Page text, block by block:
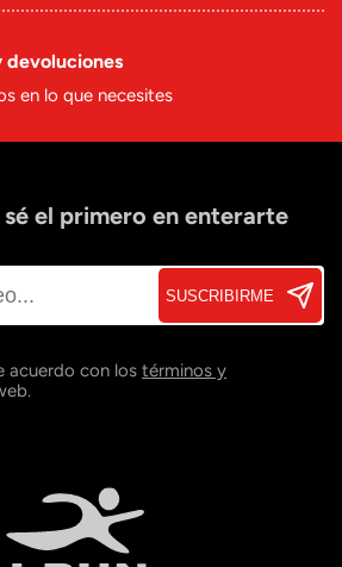
devoluciones
en lo que necesites
el primero en enterarte
SUSCRIBIRME
acuerdo con los términos y